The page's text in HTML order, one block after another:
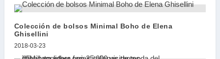
Colección de bolsos Minimal Boho de Elena
Ghisellini
2018-03-23